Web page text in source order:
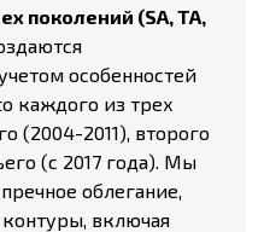
поколений (SA, TA,
особенностей
каждого из трех
(2004-2011), второго
(с 2017 года). Мы
облегание,
включая